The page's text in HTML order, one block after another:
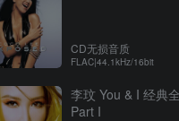
CD无损音质
FLAC|44.1kHz/16bit
李玟 You & I 经典
Part I